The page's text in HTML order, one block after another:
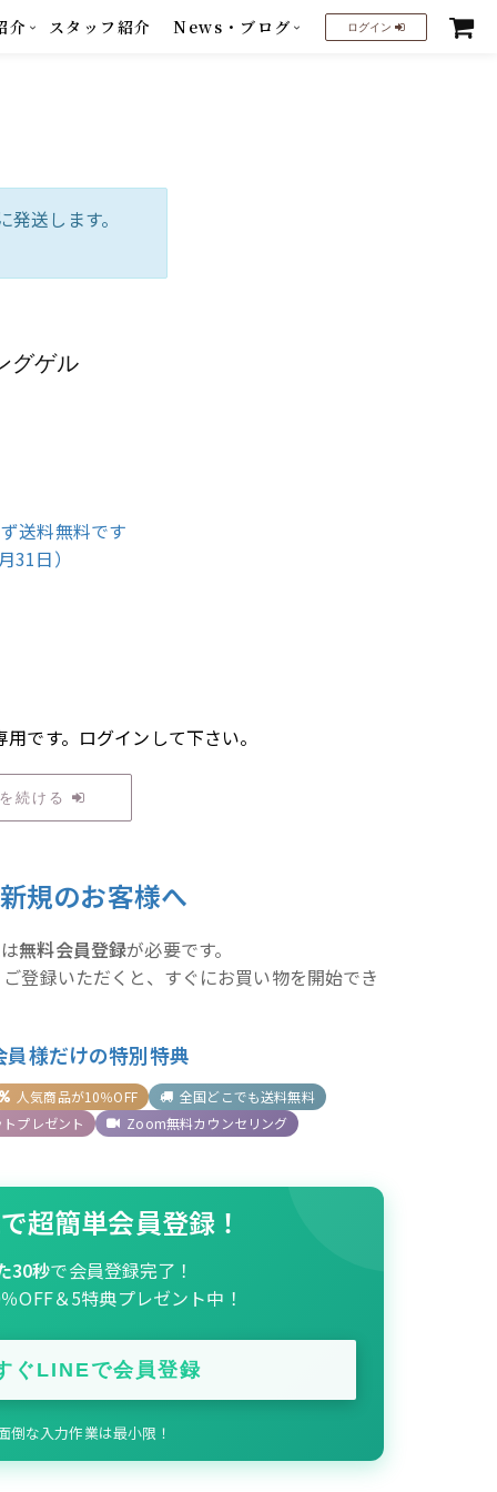
ログイン
介 スタッフ紹介 News・ブログ
送します。
グゲル
送料無料です
31日）
です。ログインして下さい。
続ける
規のお客様へ
無料会員登録が必要です。
登録いただくと、すぐにお買い物を開始でき
員様だけの特別特典
人気商品が10％OFF
全国どこでも送料無料
プレゼント
Zoom無料カウンセリング
超簡単会員登録！
30秒で会員登録完了！
OFF＆5特典プレゼント中！
ぐLINEで会員登録
倒な入力作業は最小限！